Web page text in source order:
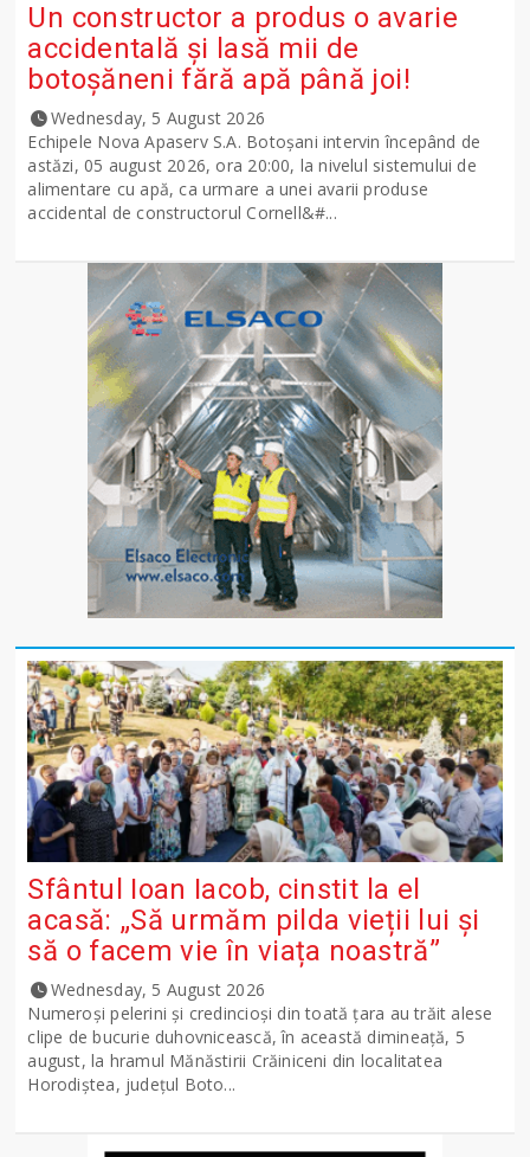
Un constructor a produs o avarie
accidentală și lasă mii de
botoșăneni fără apă până joi!
Wednesday, 5 August 2026
Echipele Nova Apaserv S.A. Botoșani intervin începând de
astăzi, 05 august 2026, ora 20:00, la nivelul sistemului de
alimentare cu apă, ca urmare a unei avarii produse
accidental de constructorul Cornell&#...
Sfântul Ioan Iacob, cinstit la el
acasă: „Să urmăm pilda vieții lui și
să o facem vie în viața noastră”
Wednesday, 5 August 2026
Numeroși pelerini și credincioși din toată țara au trăit alese
clipe de bucurie duhovnicească, în această dimineață, 5
august, la hramul Mănăstirii Crăiniceni din localitatea
Horodiștea, județul Boto...